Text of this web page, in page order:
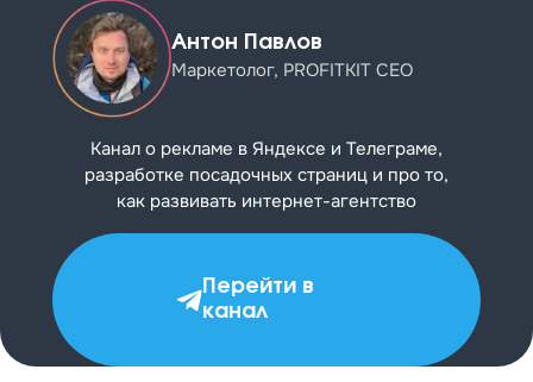
Антон Павлов
Маркетолог, PROFITKIT CEO
Канал о рекламе в Яндексе и Телеграме,
разработке посадочных страниц и про то,
как развивать интернет-агентство
Перейти в
канал